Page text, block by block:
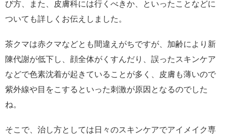
び方、また、皮膚科には行くべきか、といったことなどに
ついても詳しくお伝えしました。
茶クマは赤クマなどとも間違えがちですが、加齢により新
陳代謝が低下し、顔全体がくすんだり、誤ったスキンケア
などで色素沈着が起きていることが多く、皮膚も薄いので
紫外線や目をこするといった刺激が原因となるのでした
ね。
そこで、治し方としては日々のスキンケアでアイメイク専